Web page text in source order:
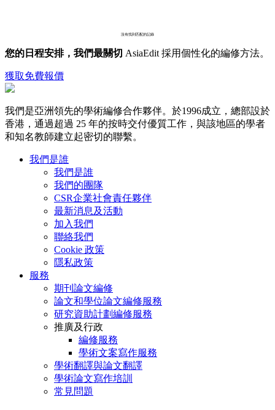
沒有找到匹配的記錄
您的日程安排，我們最關切 AsiaEdit 採用個性化的編修方法。
獲取免費報價
我們是亞洲領先的學術編修合作夥伴。於1996成立，總部設於
香港，通過超過 25 年的按時交付優質工作，與該地區的學者
和知名教師建立起密切的聯繫。
我們是誰
我們是誰
我們的團隊
CSR企業社會責任夥伴
最新消息及活動
加入我們
聯絡我們
Cookie 政策
隱私政策
服務
期刊論文編修
論文和學位論文編修服務
研究資助計劃編修服務
推廣及行政
編修服務
學術文案寫作服務
學術翻譯與論文翻譯
學術論文寫作培訓
常見問題